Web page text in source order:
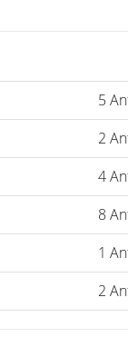
5
2
4
8
1
2